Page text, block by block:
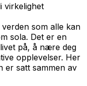
virkelighet
som alle kan
sola. Det er en
på, å nære deg
opplevelser. Her
er satt sammen av